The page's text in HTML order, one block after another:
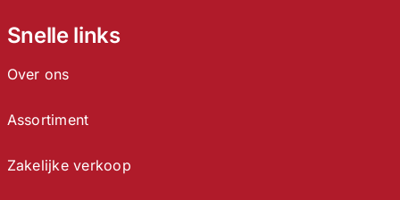
Snelle links
Over ons
Assortiment
Zakelijke verkoop